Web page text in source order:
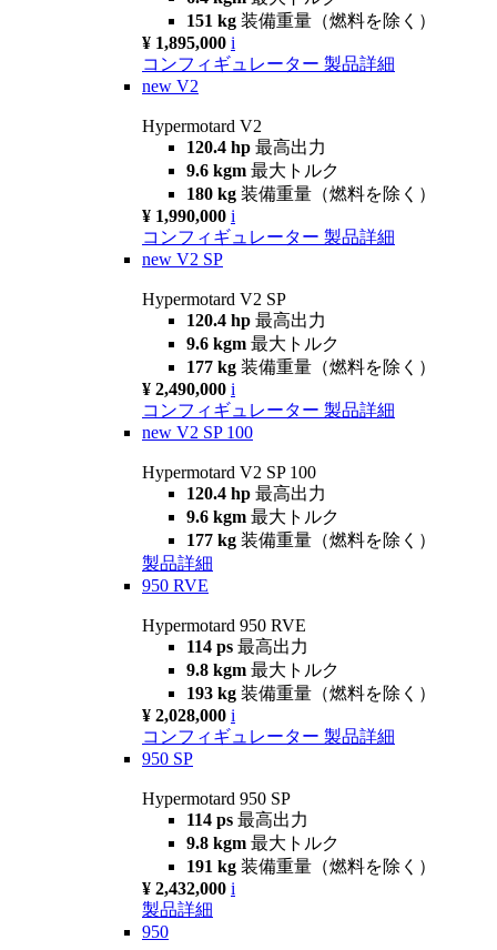
151 kg 装備重量（燃料を除く）
¥ 1,895,000 i
コンフィギュレーター 製品詳細
new V2
Hypermotard V2
120.4 hp 最高出力
9.6 kgm 最大トルク
180 kg 装備重量（燃料を除く）
¥ 1,990,000 i
コンフィギュレーター 製品詳細
new V2 SP
Hypermotard V2 SP
120.4 hp 最高出力
9.6 kgm 最大トルク
177 kg 装備重量（燃料を除く）
¥ 2,490,000 i
コンフィギュレーター 製品詳細
new V2 SP 100
Hypermotard V2 SP 100
120.4 hp 最高出力
9.6 kgm 最大トルク
177 kg 装備重量（燃料を除く）
製品詳細
950 RVE
Hypermotard 950 RVE
114 ps 最高出力
9.8 kgm 最大トルク
193 kg 装備重量（燃料を除く）
¥ 2,028,000 i
コンフィギュレーター 製品詳細
950 SP
Hypermotard 950 SP
114 ps 最高出力
9.8 kgm 最大トルク
191 kg 装備重量（燃料を除く）
¥ 2,432,000 i
製品詳細
950